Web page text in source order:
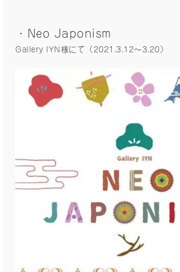
・Neo Japonism
Gallery IYN様にて（2021.3.12〜3.20）